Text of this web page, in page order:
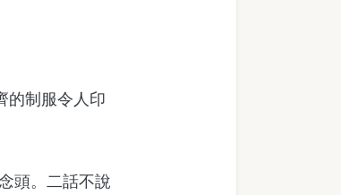
的制服令人印
頭。二話不說